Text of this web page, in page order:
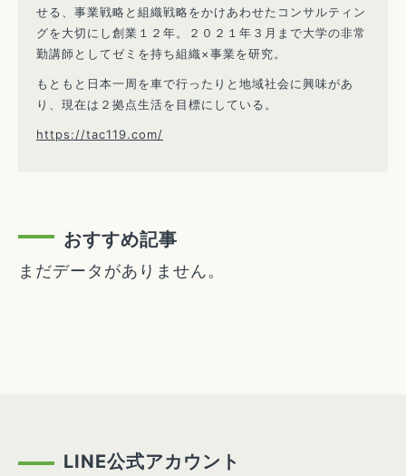
せる、事業戦略と組織戦略をかけあわせたコンサルティン
グを大切にし創業１２年。２０２１年３月まで大学の非常
勤講師としてゼミを持ち組織×事業を研究。
もともと日本一周を車で行ったりと地域社会に興味があ
り、現在は２拠点生活を目標にしている。
https://tac119.com/
おすすめ記事
まだデータがありません。
LINE公式アカウント